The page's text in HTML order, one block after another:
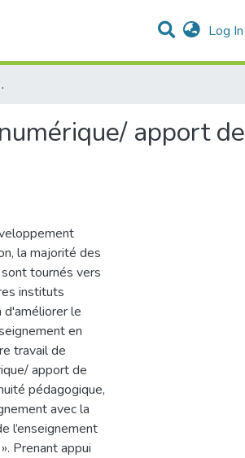
Log In
: plateforme MOODLE
apport de
la majorité des
tournés vers
instituts
le
en
travail de
apport de
pédagogique,
avec la
l’enseignement
Prenant appui